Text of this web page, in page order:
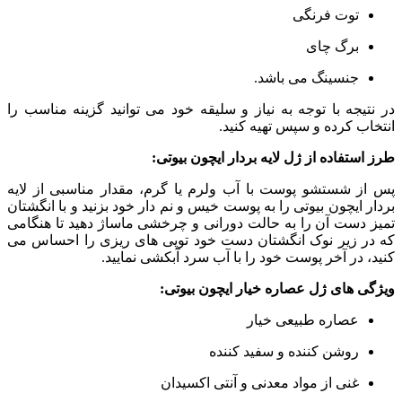
توت فرنگی
برگ چای
جنسینگ می باشد.
در نتیجه با توجه به نیاز و سلیقه خود می توانید گزینه مناسب را
انتخاب کرده و سپس تهیه کنید.
طرز استفاده از ژل لایه بردار ایچون بیوتی:
پس از شستشو پوست با آب ولرم یا گرم، مقدار مناسبی از لایه
بردار ایچون بیوتی را به پوست خیس و نم دار خود بزنید و با انگشتان
تمیز دست آن را به حالت دورانی و چرخشی ماساژ دهید تا هنگامی
که در زیر نوک انگشتان دست خود توپی های ریزی را احساس می
کنید، در آخر پوست خود را با آب سرد آبکشی نمایید.
ویژگی های ژل عصاره خیار ایچون بیوتی:
عصاره طبیعی خیار
روشن کننده و سفید کننده
غنی از مواد معدنی و آنتی اکسیدان